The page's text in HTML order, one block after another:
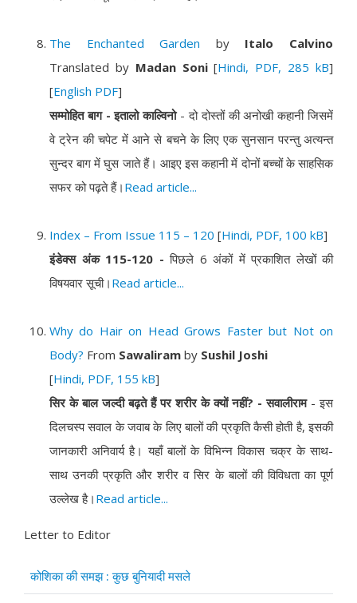
The Enchanted Garden by Italo Calvino
Translated by Madan Soni [Hindi, PDF, 285 kB]
[English PDF]
सम्मोहित बाग - इतालो काल्विनो- दो दोस्तों की अनोखी कहानी जिसमें
वे ट्रेन की चपेट में आने से बचने के लिए एक सुनसान परन्तु अत्यन्त
सुन्दर बाग में घुस जाते हैं। आइए इस कहानी में दोनों बच्चों के साहसिक
सफर को पढ़ते हैं। Read article...
Index – From Issue 115 – 120 [Hindi, PDF, 100 kB]
इंडेक्स अंक 115-120 -पिछले 6 अंकों में प्रकाशित लेखों की
विषयवार सूची। Read article...
Why do Hair on Head Grows Faster but Not on
Body? From Sawaliram by Sushil Joshi
[Hindi, PDF, 155 kB]
सिर के बाल जल्दी बढ़ते हैं पर शरीर के क्यों नहीं? - सवालीराम- इस
दिलचस्प सवाल के जवाब के लिए बालों की प्रकृति कैसी होती है, इसकी
जानकारी अनिवार्य है। यहाँ बालों के विभिन्न विकास चक्र के साथ-
साथ उनकी प्रकृति और शरीर व सिर के बालों की विविधता का पूर्ण
उल्लेख है। Read article...
Letter to Editor
Articles
Title
कोशिका की समझ : कुछ बुनियादी मसले